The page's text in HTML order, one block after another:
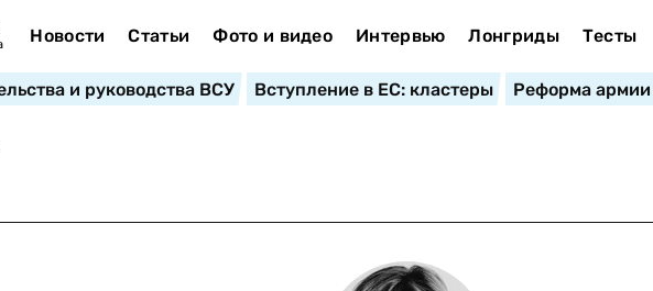
Новости Статьи Фото и видео Интервью Лонгриды Тесты
и руководства ВСУ Вступление в ЕС: кластеры Реформа армии